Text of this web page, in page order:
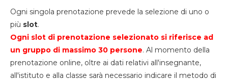
Ogni singola prenotazione prevede la selezione di uno o
più slot.
Ogni slot di prenotazione selezionato si riferisce ad
un gruppo di massimo 30 persone. Al momento della
prenotazione online, oltre ai dati relativi all'insegnante,
all'istituto e alla classe sarà necessario indicare il metodo di